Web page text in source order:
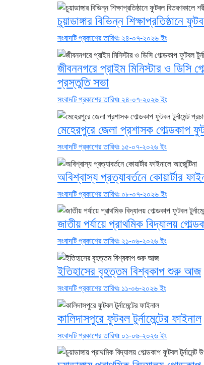
চুয়াডাঙ্গার বিভিন্ন শিক্ষাপ্রতিষ্ঠানে
সংবাদটি প্রকাশের তারিখঃ ২৪-০৭-২০২৬ ইং
জীবননগরে প্রাইম মিনিস্টার ও ডিসি
প্রস্তুতি সভা
সংবাদটি প্রকাশের তারিখঃ ২৪-০৭-২০২৬ ইং
মেহেরপুরে জেলা প্রশাসক গোল্ডকাপ
সংবাদটি প্রকাশের তারিখঃ ১৫-০৭-২০২৬ ইং
অবিশ্বাস্য প্রত্যাবর্তনে কোয়ার্টার
সংবাদটি প্রকাশের তারিখঃ ০৮-০৭-২০২৬ ইং
জাতীয় পর্যায়ে প্রাথমিক বিদ্যালয়
সংবাদটি প্রকাশের তারিখঃ ২১-০৬-২০২৬ ইং
ইতিহাসের বৃহত্তম বিশ্বকাপ শুরু আজ
সংবাদটি প্রকাশের তারিখঃ ১১-০৬-২০২৬ ইং
কালিদাসপুরে ফুটবল টুর্নামেন্টের ফাইনাল
সংবাদটি প্রকাশের তারিখঃ ০১-০৬-২০২৬ ইং